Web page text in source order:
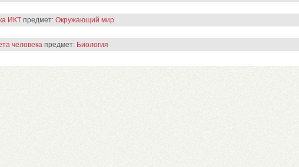
ИКТ предмет: Окружающий мир
человека предмет: Биология